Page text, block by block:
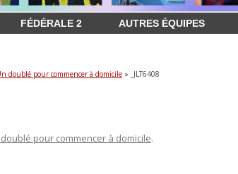
FÉDÉRALE 2 AUTRES ÉQUIPES
doublé pour commencer à domicile » _JLT6408
pour commencer à domicile.